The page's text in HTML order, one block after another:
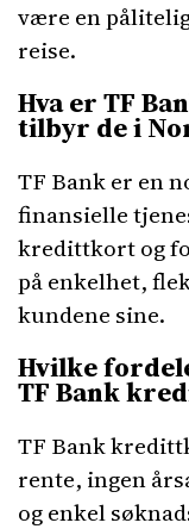
være en
reise.
Hva er TF
tilbyr de i
TF Bank er en
finansielle
kredittkort og
på enkelhet,
kundene sine.
Hvilke
TF Bank
TF Bank
rente, ingen
og enkel